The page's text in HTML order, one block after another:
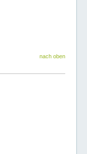
nach oben